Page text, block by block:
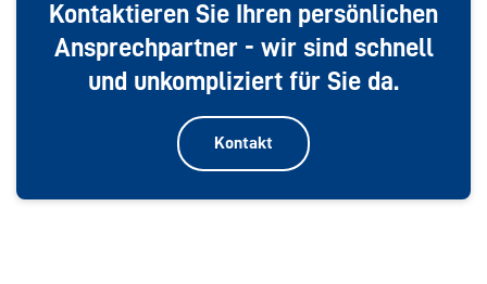
Kontaktieren Sie Ihren persönlichen
Ansprechpartner - wir sind schnell
und unkompliziert für Sie da.
Kontakt